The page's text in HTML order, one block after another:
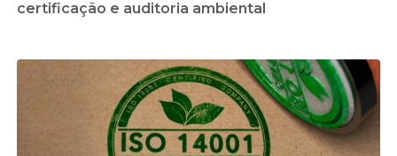
certificação e auditoria ambiental